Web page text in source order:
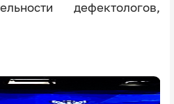
дефектологов,